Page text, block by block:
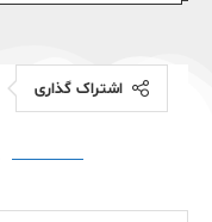
اشتراک گذاری